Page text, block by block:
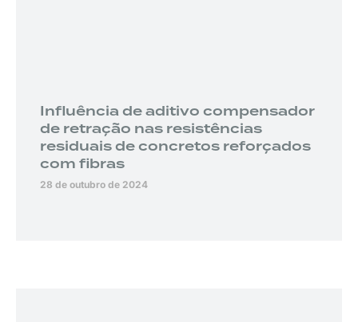
Influência de aditivo compensador
de retração nas resistências
residuais de concretos reforçados
com fibras
28 de outubro de 2024